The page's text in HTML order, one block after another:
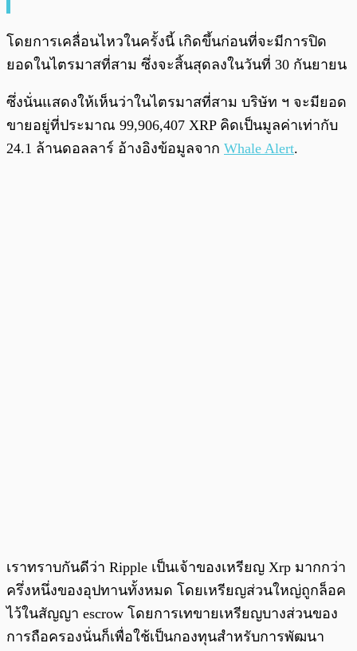
โดยการเคลื่อนไหวในครั้งนี้ เกิดขึ้นก่อนที่จะมีการปิด
ยอดในไตรมาสที่สาม ซึ่งจะสิ้นสุดลงในวันที่ 30 กันยายน
ซึ่งนั่นแสดงให้เห็นว่าในไตรมาสที่สาม บริษัท ฯ จะมียอด
ขายอยู่ที่ประมาณ 99,906,407 XRP คิดเป็นมูลค่าเท่ากับ
24.1 ล้านดอลลาร์ อ้างอิงข้อมูลจาก Whale Alert.
เราทราบกันดีว่า Ripple เป็นเจ้าของเหรียญ Xrp มากกว่า
ครึ่งหนึ่งของอุปทานทั้งหมด โดยเหรียญส่วนใหญ่ถูกล็อค
ไว้ในสัญญา escrow โดยการเทขายเหรียญบางส่วนของ
การถือครองนั่นก็เพื่อใช้เป็นกองทุนสำหรับการพัฒนา